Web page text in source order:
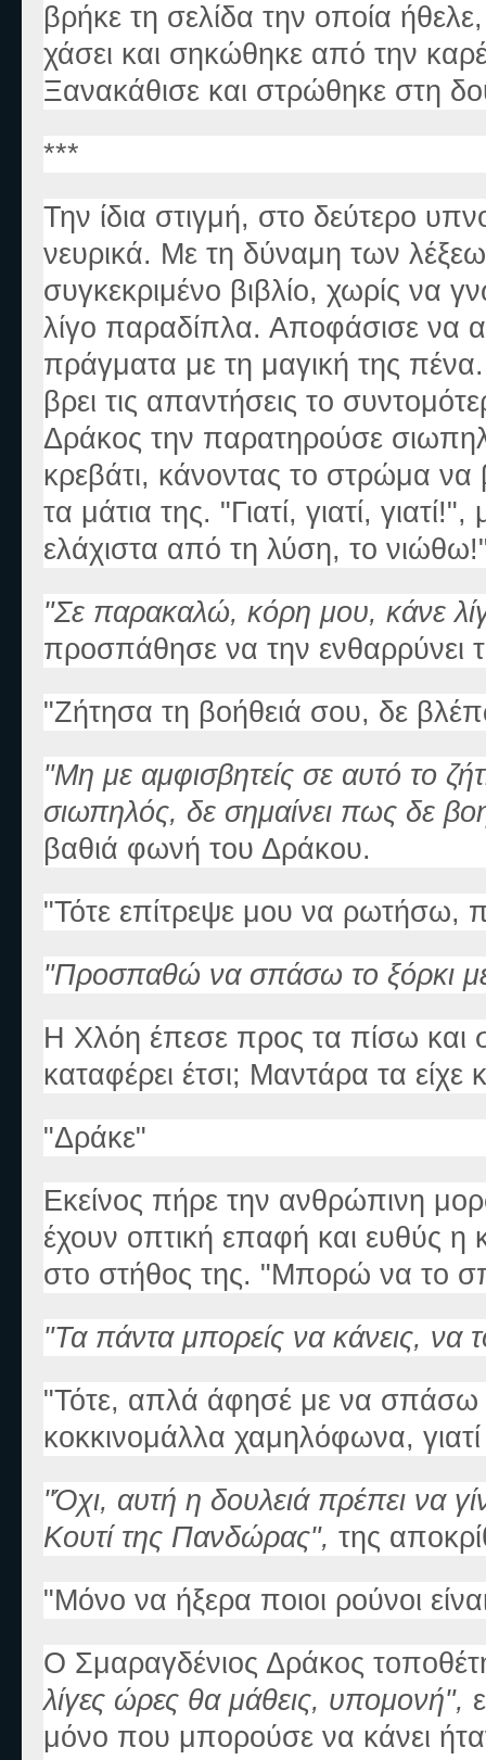
βρήκε τη σελίδα την οποία
χάσει και σηκώθηκε από την
Ξανακάθισε και στρώθηκε στη
***
Την ίδια στιγμή, στο δεύτερο
νευρικά. Με τη δύναμη των
συγκεκριμένο βιβλίο, χωρίς να
λίγο παραδίπλα. Αποφάσισε να
πράγματα με τη μαγική της
βρει τις απαντήσεις το
Δράκος την παρατηρούσε
κρεβάτι, κάνοντας το στρώμα να
τα μάτια της. "Γιατί, γιατί,
ελάχιστα από τη λύση, το
"Σε παρακαλώ, κόρη μου, κάνε
προσπάθησε να την ενθαρρύνει
"Ζήτησα τη βοήθειά σου, δε
"Μη με αμφισβητείς σε αυτό το
σιωπηλός, δε σημαίνει πως δε
βαθιά φωνή του Δράκου.
"Τότε επίτρεψε μου να ρωτήσω,
"Προσπαθώ να σπάσω το ξόρκι με
Η Χλόη έπεσε προς τα πίσω και
καταφέρει έτσι; Μαντάρα τα είχε
"Δράκε"
Εκείνος πήρε την ανθρώπινη
έχουν οπτική επαφή και ευθύς η
στο στήθος της. "Μπορώ να το
"Τα πάντα μπορείς να κάνεις, να
"Τότε, απλά άφησέ με να σπάσω
κοκκινομάλλα χαμηλόφωνα,
"Όχι, αυτή η δουλειά πρέπει να
Κουτί της Πανδώρας", της
"Μόνο να ήξερα ποιοι ρούνοι
Ο Σμαραγδένιος Δράκος
λίγες ώρες θα μάθεις, υπομονή",
μόνο που μπορούσε να κάνει